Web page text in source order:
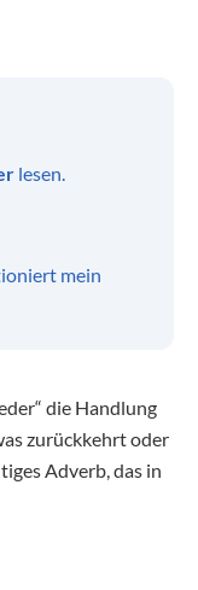
lesen.
mein
die Handlung
zurückkehrt oder
Adverb, das in